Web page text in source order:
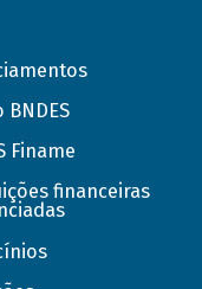
BNDES
Finame
financeiras